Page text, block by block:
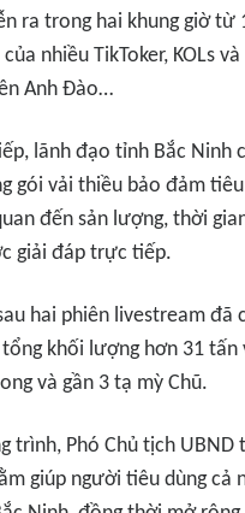
ra trong hai khung giờ
nhiều TikToker, KOLs
Anh Đào…
lãnh đạo tỉnh Bắc Ninh
gói vải thiều bảo đảm
đến sản lượng, thời
giải đáp trực tiếp.
hai phiên livestream
khối lượng hơn 31
và gần 3 tạ mỳ Chũ.
trình, Phó Chủ tịch
giúp người tiêu dùng